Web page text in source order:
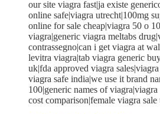
our site viagra fast|ja existe
online safe|viagra utrecht|100mg
online for sale cheap|viagra 50 o
viagra|generic viagra meltabs
contrassegno|can i get viagra at
levitra viagra|tab viagra generic
uk|fda approved viagra
viagra safe india|we use it brand
100|generic names of
cost comparison|female viagra